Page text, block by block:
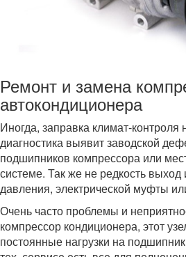
Ремонт и замена
автокондиционера
Иногда, заправка климат-
диагностика выявит заводской
подшипников компрессора или
системе. Так же не редкость выход
давления, электрической муфты
Очень часто проблемы и
компрессор кондиционера, этот
постоянные нагрузки на